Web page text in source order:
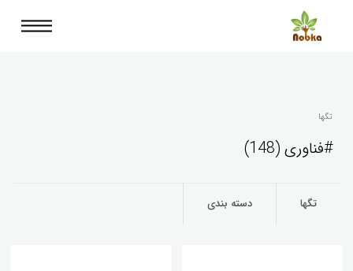
تگها
#فناوری (148)
تگها دسته بندی